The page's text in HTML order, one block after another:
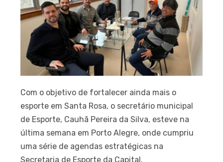
Com o objetivo de fortalecer ainda mais o
esporte em Santa Rosa, o secretário municipal
de Esporte, Cauhã Pereira da Silva, esteve na
última semana em Porto Alegre, onde cumpriu
uma série de agendas estratégicas na
Secretaria de Esporte da Capital.